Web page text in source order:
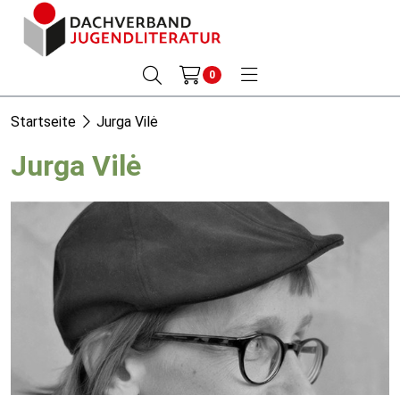
0
Startseite Jurga Vilė
Jurga Vilė